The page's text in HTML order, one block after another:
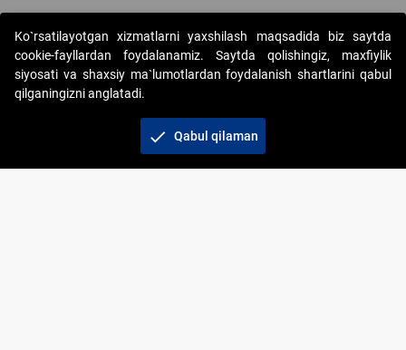
Copyright © 2017-2026. "Elektron onlayn-auksionlarni
tashkil etish" AJ. Barcha huquqlar himoyalangan
Ko`rsatilayotgan xizmatlarni yaxshilash maqsadida biz saytda
cookie-fayllardan foydalanamiz. Saytda qolishingiz, maxfiylik
siyosati va shaxsiy ma`lumotlardan foydalanish shartlarini qabul
qilganingizni anglatadi.
check Qabul qilaman